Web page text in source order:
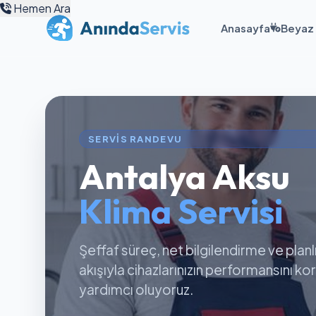
Anasayfa Beyaz
Hemen Ara
SERVIS RANDEVU
Antalya Aksu
Klima Servisi
Şeffaf süreç, net bilgilendirme ve
akışıyla cihazlarınızın performansını
yardımcı oluyoruz.